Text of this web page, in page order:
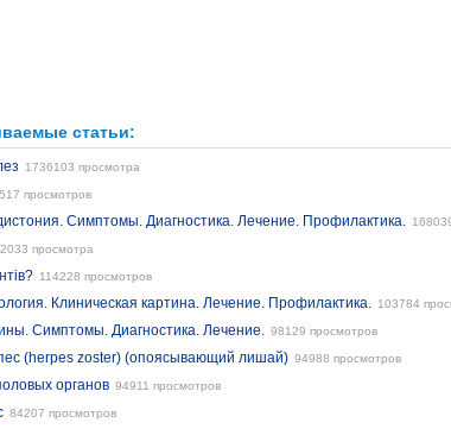
статьи:
1736103 просмотра
просмотров
Симптомы. Диагностика. Лечение. Профилактика.
просмотра
114228 просмотров
Клиническая картина. Лечение. Профилактика. 103784
Симптомы. Диагностика. Лечение. 98129 просмотров
(herpes zoster) (опоясывающий лишай) 94988 просмотров
органов 94911 просмотров
84207 просмотров